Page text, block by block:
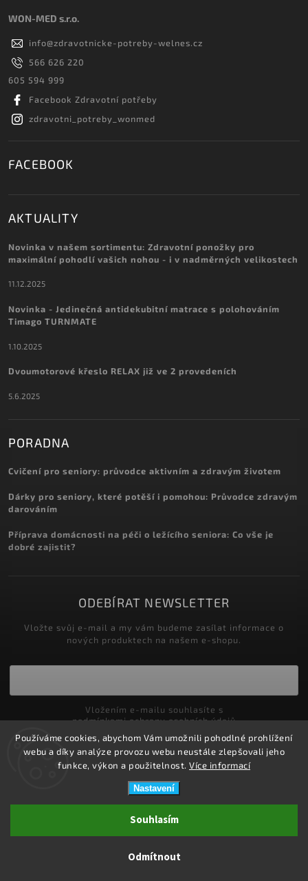
Používáme cookies, abychom Vám umožnili pohodlné prohlížení
webu a díky analýze provozu webu neustále zlepšovali jeho
funkce, výkon a použitelnost. Více informací
Nastavení
Odmítnout
Souhlasím
WON-MED s.r.o.
info@zdravotnicke-potreby-welnes.cz
566 626 220
605 594 999
Facebook Zdravotní potřeby
zdravotni_potreby_wonmed
FACEBOOK
AKTUALITY
Novinka v našem sortimentu: Zdravotní ponožky pro
maximální pohodlí vašich nohou - i v nadměrných velikostech
11.12.2025
Novinka - Jedinečná antidekubitní matrace s polohováním
Timago TURNMATE
1.10.2025
Dvoumotorové křeslo RELAX již ve 2 provedeních
5.6.2025
PORADNA
Cvičení pro seniory: průvodce aktivním a zdravým životem
Dárky pro seniory, které potěší i pomohou: Průvodce zdravým
darováním
Příprava domácnosti na péči o ležícího seniora: Co vše je
dobré zajistit?
ODEBÍRAT NEWSLETTER
Vložte svůj e-mail a my vám budeme zasílat informace o
nových produktech na našem e-shopu.
podmínkami ochrany osobních údajů
Přihlásit se
ZDRAVOTNÍ POTŘEBY DRDLOVÁ
Upravit nastavení cookies